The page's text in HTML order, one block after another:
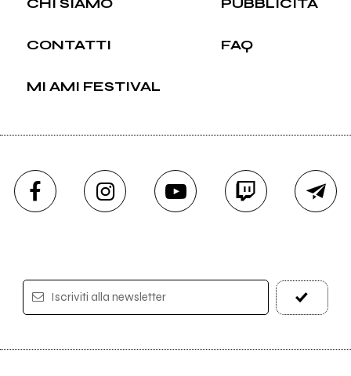
CONTATTI FAQ
MI AMI FESTIVAL
Iscriviti alla newsletter